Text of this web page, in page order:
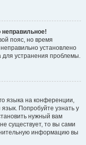
неправильное!
пояс, но время
установлено
для устранения проблемы.
языка на конференции,
Попробуйте узнать у
нужный вам
существует, то вы сами
информацию вы